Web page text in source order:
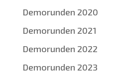
Demorunden 2020
Demorunden 2021
Demorunden 2022
Demorunden 2023